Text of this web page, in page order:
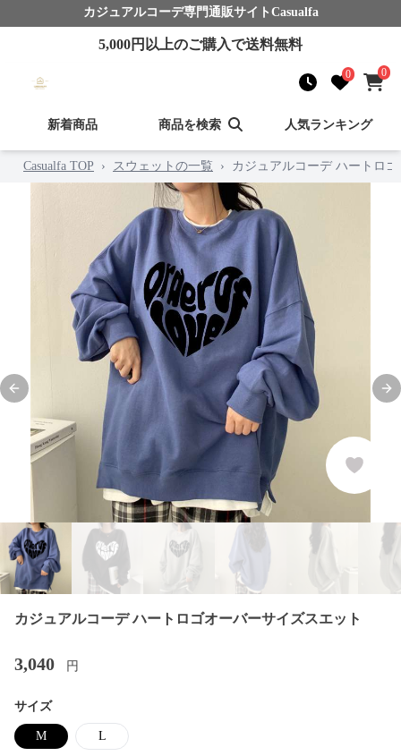
カジュアルコーデ専門通販サイト Casualfa
5,000円以上のご購入で送料無料
0 0
新着商品 商品を検索 人気ランキング
Casualfa TOP › スウェットの一覧 › カジュアルコーデ ハートロ
Previous slide
カジュアルコーデ ハートロゴオーバーサイズスエット
3,040 円
サイズ
M L